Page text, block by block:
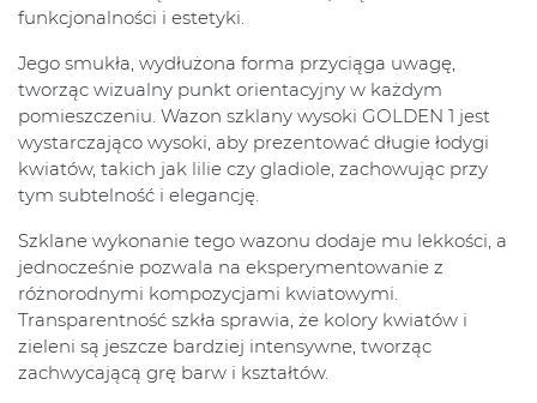
funkcjonalności i estetyki.
Jego smukła, wydłużona forma przyciąga uwagę,
tworząc wizualny punkt orientacyjny w każdym
pomieszczeniu. Wazon szklany wysoki GOLDEN 1 jest
wystarczająco wysoki, aby prezentować długie łodygi
kwiatów, takich jak lilie czy gladiole, zachowując przy
tym subtelność i elegancję.
Szklane wykonanie tego wazonu dodaje mu lekkości, a
jednocześnie pozwala na eksperymentowanie z
różnorodnymi kompozycjami kwiatowymi.
Transparentność szkła sprawia, że kolory kwiatów i
zieleni są jeszcze bardziej intensywne, tworząc
zachwycającą grę barw i kształtów.